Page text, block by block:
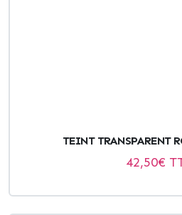
TEINT TRANSPARENT
42,50€